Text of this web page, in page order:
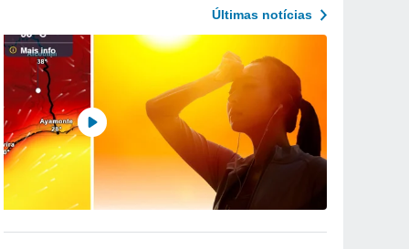
Últimas notícias